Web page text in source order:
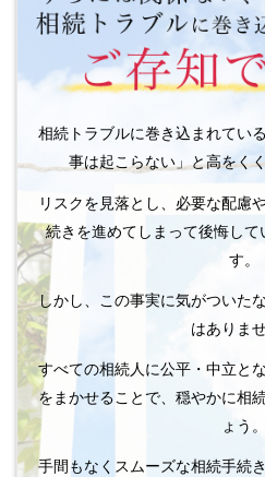
相続トラブルに巻き込まれてい
事は起こらない」と高をく
リスクを見落とし、必要な配慮
続きを進めてしまって後悔し
す。
しかし、この事実に気がついた
はありませ
すべての相続人に公平・中立と
をまかせることで、穏やかに相
ょう。
手間もなくスムーズな相続手続